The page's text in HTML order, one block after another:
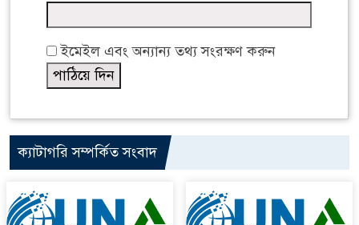
ইমেইল এবং অন্যান্য তথ্য সংরক্ষণ করুন
ক্যাটাগরি সম্পর্কিত সংবাদ